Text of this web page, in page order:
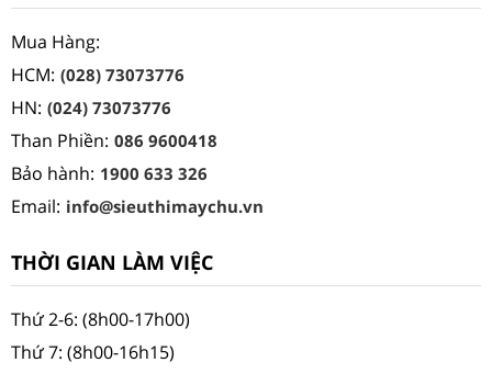
Mua Hàng:
HCM: (028) 73073776
HN: (024) 73073776
Than Phiền: 086 9600418
Bảo hành: 1900 633 326
Email: info@sieuthimaychu.vn
THỜI GIAN LÀM VIỆC
Thứ 2-6: (8h00-17h00)
Thứ 7: (8h00-16h15)